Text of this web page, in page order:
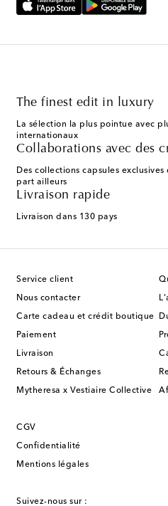
The finest edit in luxury
La sélection la plus pointue avec
internationaux
Collaborations avec des
Des collections capsules
part ailleurs
Livraison rapide
Livraison dans 130 pays
Service client
Nous contacter
Carte cadeau et crédit boutique
Paiement
Livraison
Retours & Échanges
Mytheresa x Vestiaire Collective
CGV
Confidentialité
Mentions légales
Suivez-nous sur :